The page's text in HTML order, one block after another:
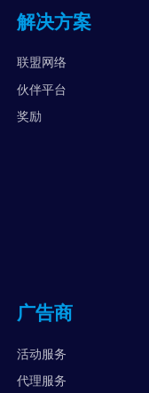
解决方案
联盟网络
伙伴平台
奖励
广告商
活动服务
代理服务